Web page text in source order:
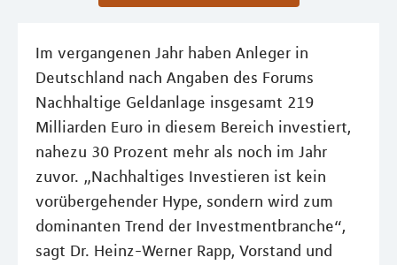
Im vergangenen Jahr haben Anleger in
Deutschland nach Angaben des Forums
Nachhaltige Geldanlage insgesamt 219
Milliarden Euro in diesem Bereich investiert,
nahezu 30 Prozent mehr als noch im Jahr
zuvor. „Nachhaltiges Investieren ist kein
vorübergehender Hype, sondern wird zum
dominanten Trend der Investmentbranche“,
sagt Dr. Heinz-Werner Rapp, Vorstand und